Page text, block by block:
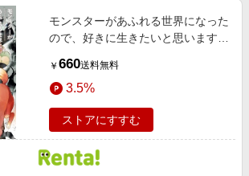
モンスターがあふれる世界になった
ので、好きに生きたいと思います 8
￥ 660送料無料
3.5%
ストアにすすむ